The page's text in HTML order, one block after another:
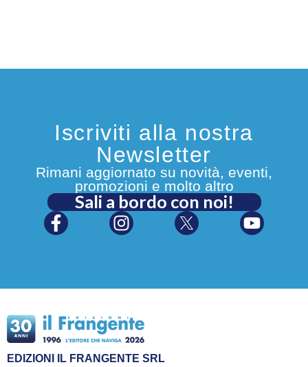
Iscriviti alla nostra
Newsletter
Rimani aggiornato su novità, eventi,
promozioni e molto altro
Sali a bordo con noi!
EDIZIONI IL FRANGENTE SRL